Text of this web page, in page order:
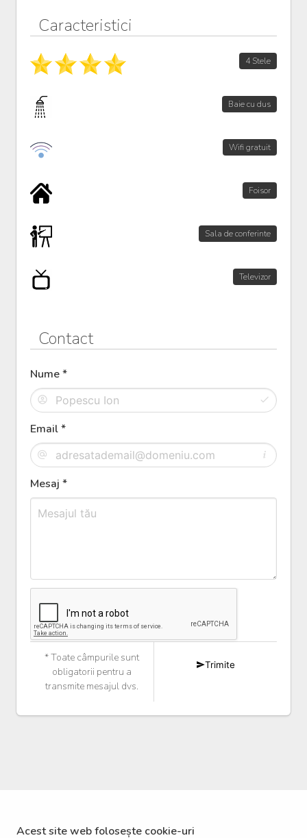
Caracteristici
4 Stele
Baie cu dus
Wifi gratuit
Foisor
Sala de conferinte
Televizor
Contact
Nume *
Email *
Mesaj *
* Toate câmpurile sunt
obligatorii pentru a
transmite mesajul dvs.
Trimite
Acest site web folosește cookie-uri